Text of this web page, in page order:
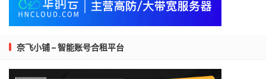
奈飞小铺 – 智能账号合租平台